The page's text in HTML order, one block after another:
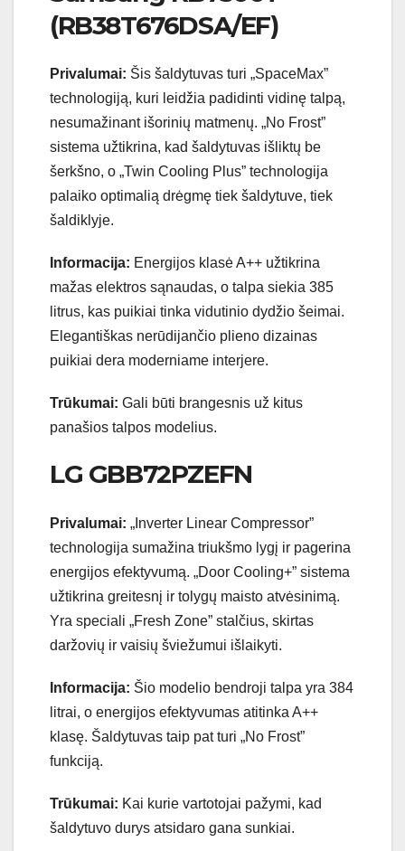
(RB38T676DSA/EF)
Privalumai: Šis šaldytuvas turi „SpaceMax”
technologiją, kuri leidžia padidinti vidinę talpą,
nesumažinant išorinių matmenų. „No Frost”
sistema užtikrina, kad šaldytuvas išliktų be
šerkšno, o „Twin Cooling Plus” technologija
palaiko optimalią drėgmę tiek šaldytuve, tiek
šaldiklyje.
Informacija: Energijos klasė A++ užtikrina
mažas elektros sąnaudas, o talpa siekia 385
litrus, kas puikiai tinka vidutinio dydžio šeimai.
Elegantiškas nerūdijančio plieno dizainas
puikiai dera moderniame interjere.
Trūkumai: Gali būti brangesnis už kitus
panašios talpos modelius.
LG GBB72PZEFN
Privalumai: „Inverter Linear Compressor”
technologija sumažina triukšmo lygį ir pagerina
energijos efektyvumą. „Door Cooling+” sistema
užtikrina greitesnį ir tolygų maisto atvėsinimą.
Yra speciali „Fresh Zone” stalčius, skirtas
daržovių ir vaisių šviežumui išlaikyti.
Informacija: Šio modelio bendroji talpa yra 384
litrai, o energijos efektyvumas atitinka A++
klasę. Šaldytuvas taip pat turi „No Frost”
funkciją.
Trūkumai: Kai kurie vartotojai pažymi, kad
šaldytuvo durys atsidaro gana sunkiai.